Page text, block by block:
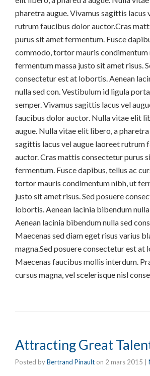
pharetra augue. Vivamus sagittis lacus
rutrum faucibus dolor auctor.Cras
purus sit amet fermentum. Fusce
commodo, tortor mauris condimentum
fermentum massa justo sit amet risus.
consectetur est at lobortis. Aenean
nulla sed con. Vestibulum id ligula
semper. Vivamus sagittis lacus vel
faucibus dolor auctor. Nulla vitae elit
augue. Nulla vitae elit libero, a pharetra
sagittis lacus vel augue laoreet rutrum
auctor. Cras mattis consectetur purus
fermentum. Fusce dapibus, tellus ac
tortor mauris condimentum nibh, ut
justo sit amet risus. Sed posuere
lobortis. Aenean lacinia bibendum
Aenean lacinia bibendum nulla sed
Maecenas sed diam eget risus varius
magna.Sed posuere consectetur est at
Maecenas faucibus mollis interdum.
cursus magna, vel scelerisque nisl
Attracting Great
Posted byBertrand Pinault on 2 mars 2015